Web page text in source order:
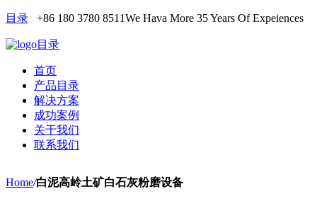
目录 +86 180 3780 8511We Hava More 35 Years Of Expeiences
目录
首页
产品目录
解决方案
成功案例
关于我们
联系我们
Home/白泥高岭土矿白石灰粉磨设备